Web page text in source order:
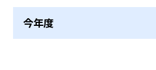
今年度